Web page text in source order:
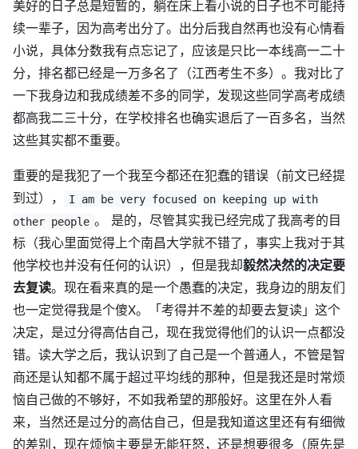
美好的日子总是短暂的，躺在床上看小说的日子也不可能持
续一辈子，因为高考出分了。出分后我自然再也没有心情看
小说，具体分数我有点忘记了，应该是只比一本线高一二十
分，排名都已经是一万多名了（江西考生不多）。我对比了
一下我身边和我成绩差不多的同学，发现这些同学高考成绩
都高我二三十分，在学校排名也确实退后了一百多名，当然
这些其实都不重要。
重要的是我犯了一个我至今都还在犯蠢的错误（前文已经提
到过），
I am be very focused on keeping up with
other people 。 是的，尽管其实我已经完成了我高考的目
标（我心里面觉得上个南昌大学就不错了，事实上我对于其
他学校也并没有任何的认识），但是我却毅然决然的决定要
去复读。现在看来真的是一个愚蠢的决定，我身边的朋友们
也一定觉得我是个傻X。「考得并不差的却要去复读」这个
决定，是过分得高估自己，现在我觉得他们的认识一点都没
错。读大学之后，我认识到了自己是一个普通人，不管是智
商还是认知都不属于超过平均线的那种，但是我还是时常烦
恼自己做的不够好，不如我希望的那般好。这里在外人看
来，当然还是过分的高估自己，但是我知道这里还有有细微
的差别，现在烦恼主要是无能狂怒，还是想要很多（原先是